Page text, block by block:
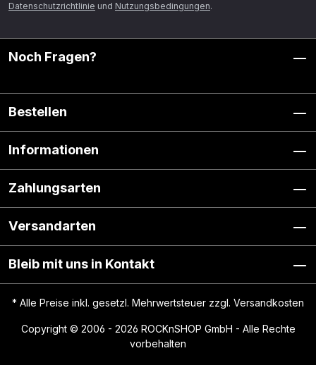
Datenschutzrichtlinie und Nutzungsbedingungen.
Noch Fragen?
Bestellen
Informationen
Zahlungsarten
Versandarten
Bleib mit uns in Kontakt
* Alle Preise inkl. gesetzl. Mehrwertsteuer zzgl. Versandkosten
Copyright © 2006 - 2026 ROCKnSHOP GmbH - Alle Rechte
vorbehalten